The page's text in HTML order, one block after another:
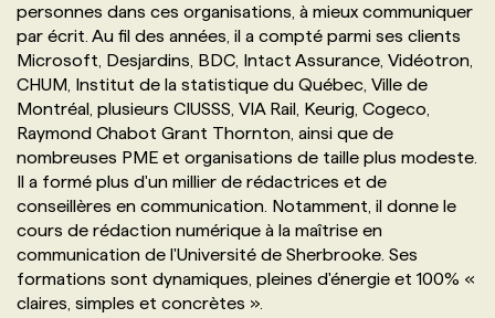
TENDANCES
ÉVÉNEMENTIEL
NOS AUTEUR‧RICES
ANNONCEZ AVEC NOUS
NOS FORMATEUR‧RICES
POURQUOI CHOISIR NOS FORMATIONS
NOS TARIFS
PROGRAMMES DE SUBVENTIONS
NOS EXPERTISES
FAQ
ANNONCEZ AVEC NOUS
personnes dans ces organisations, à mieux communiquer
par écrit. Au fil des années, il a compté parmi ses clients
Microsoft, Desjardins, BDC, Intact Assurance, Vidéotron,
CHUM, Institut de la statistique du Québec, Ville de
Montréal, plusieurs CIUSSS, VIA Rail, Keurig, Cogeco,
Raymond Chabot Grant Thornton, ainsi que de
nombreuses PME et organisations de taille plus modeste.
Il a formé plus d'un millier de rédactrices et de
conseillères en communication. Notamment, il donne le
cours de rédaction numérique à la maîtrise en
communication de l'Université de Sherbrooke. Ses
formations sont dynamiques, pleines d'énergie et 100% «
claires, simples et concrètes ».